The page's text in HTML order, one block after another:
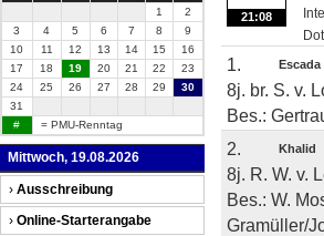
1
2
3
4 5 6 7 8
9
10
11 12 13 14 15
16
17
18 19 20 21 22
23
24
25 26 27 28 29
30
31
#
= PMU-Renntag
Mittwoch, 19.08.2026
› Ausschreibung
› Online-Starterangabe
21:08
1. Escada
8j. br. S. v.
Bes.:
2.
Khalid
8j. R. W. v.
Bes.: W.
Gramüller/